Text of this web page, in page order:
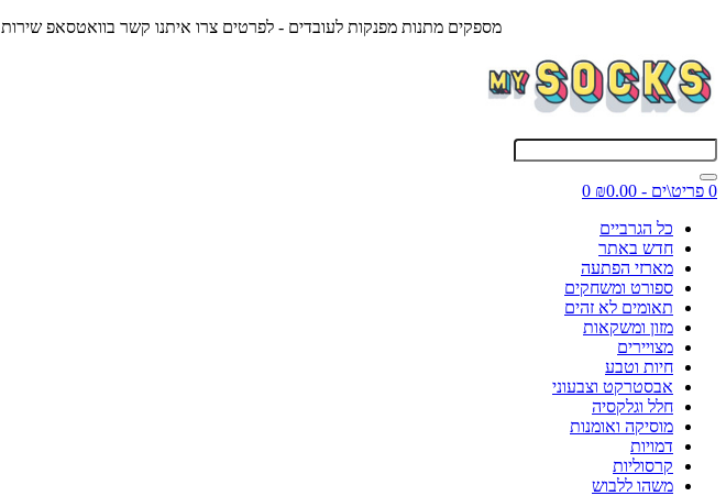
מספקים מתנות מפנקות לעובדים - לפרטים צרו איתנו קשר בוואטסאפ שירות
0 פריט\ים - ₪0.00
0
כל הגרביים
חדש באתר
מארזי הפתעה
ספורט ומשחקים
תאומים לא זהים
מזון ומשקאות
מצויירים
חיות וטבע
אבסטרקט וצבעוני
חלל וגלקסיה
מוסיקה ואומנות
דמויות
קרסוליות
משהו ללבוש